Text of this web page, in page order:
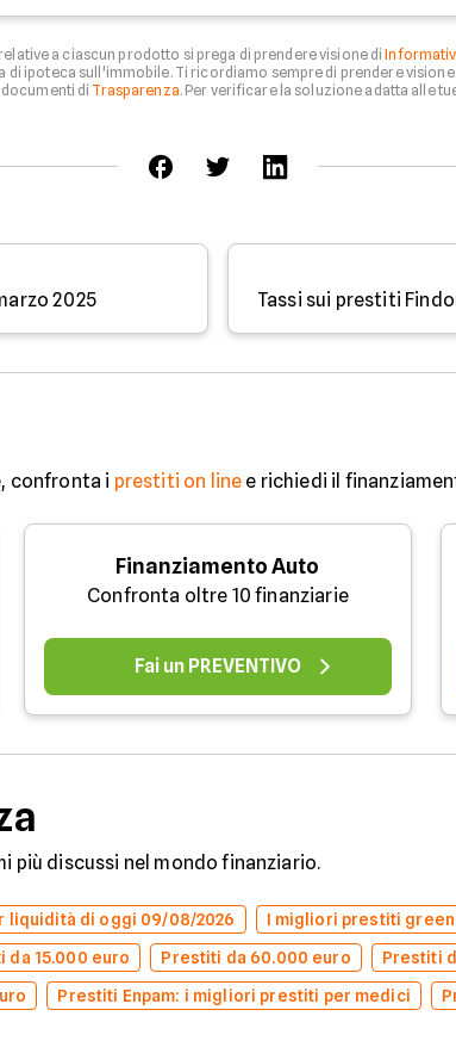
a ciascun prodotto si prega di prendere visione di
ipoteca sull'immobile. Ti ricordiamo sempre di prendere
di Trasparenza. Per verificare la soluzione adatta alle
2025
confronta i prestiti on line e richiedi il
Finanziamento Auto
Confronta oltre 10 finanziarie
Fai un PREVENTIVO
più discussi nel mondo finanziario.
liquidità di oggi 09/08/2026
I migliori prestiti
da 15.000 euro Prestiti da 60.000 euro Prestiti
Prestiti Enpam: i migliori prestiti per medici